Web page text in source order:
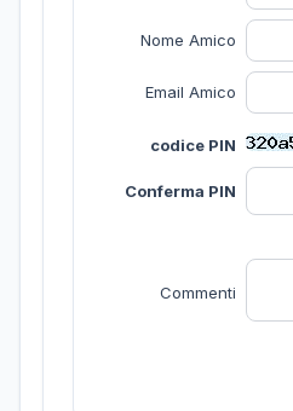
Nome Amico
Email Amico
codice PIN
Conferma PIN
Commenti